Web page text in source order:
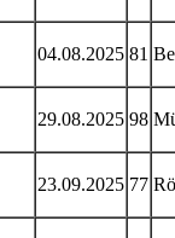
04.08.2025 81
29.08.2025 98
23.09.2025 77